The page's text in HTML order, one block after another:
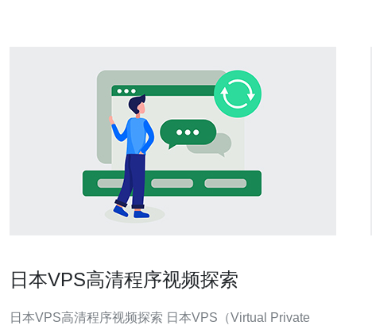
日本VPS高清程序视频探索
日本VPS高清程序视频探索 日本VPS（Virtual Private